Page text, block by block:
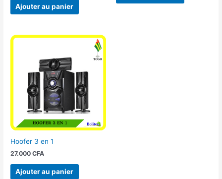
Ajouter au panier
Hoofer 3 en 1
27.000CFA
Ajouter au panier